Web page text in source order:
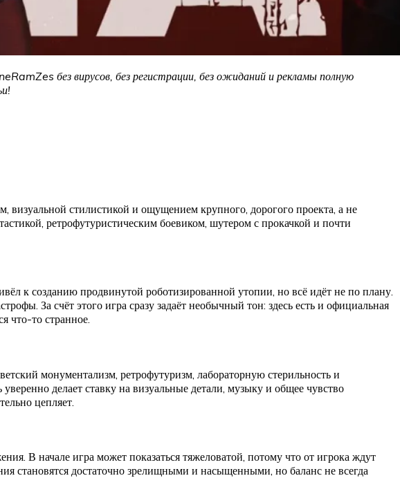
без вирусов, без регистрации, без ожиданий и рекламы полную
стилистикой и ощущением крупного, дорогого проекта, а не
ретрофутуристическим боевиком, шутером с прокачкой и почти
к созданию продвинутой роботизированной утопии, но всё идёт не по плану.
За счёт этого игра сразу задаёт необычный тон: здесь есть и официальная
что-то странное.
монументализм, ретрофутуризм, лабораторную стерильность и
делает ставку на визуальные детали, музыку и общее чувство
цепляет.
В начале игра может показаться тяжеловатой, потому что от игрока ждут
становятся достаточно зрелищными и насыщенными, но баланс не всегда